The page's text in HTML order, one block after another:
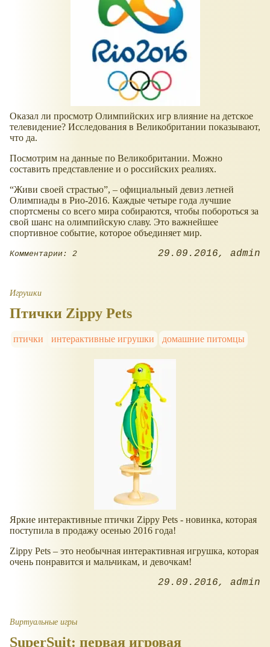
Оказал ли просмотр Олимпийских игр влияние на детское
телевидение? Исследования в Великобритании показывают,
что да.
Посмотрим на данные по Великобритании. Можно
составить представление и о российских реалиях.
“Живи своей страстью”, – официальный девиз летней
Олимпиады в Рио-2016. Каждые четыре года лучшие
спортсмены со всего мира собираются, чтобы побороться за
свой шанс на олимпийскую славу. Это важнейшее
спортивное событие, которое объединяет мир.
Комментарии: 2 29.09.2016 admin
Игрушки
Птички Zippy Pets
птички интерактивные игрушки домашние питомцы
Яркие интерактивные птички Zippy Pets - новинка, которая
поступила в продажу осенью 2016 года!
Zippy Pets – это необычная интерактивная игрушка, которая
очень понравится и мальчикам, и девочкам!
29.09.2016 admin
Виртуальные игры
SuperSuit: первая игровая